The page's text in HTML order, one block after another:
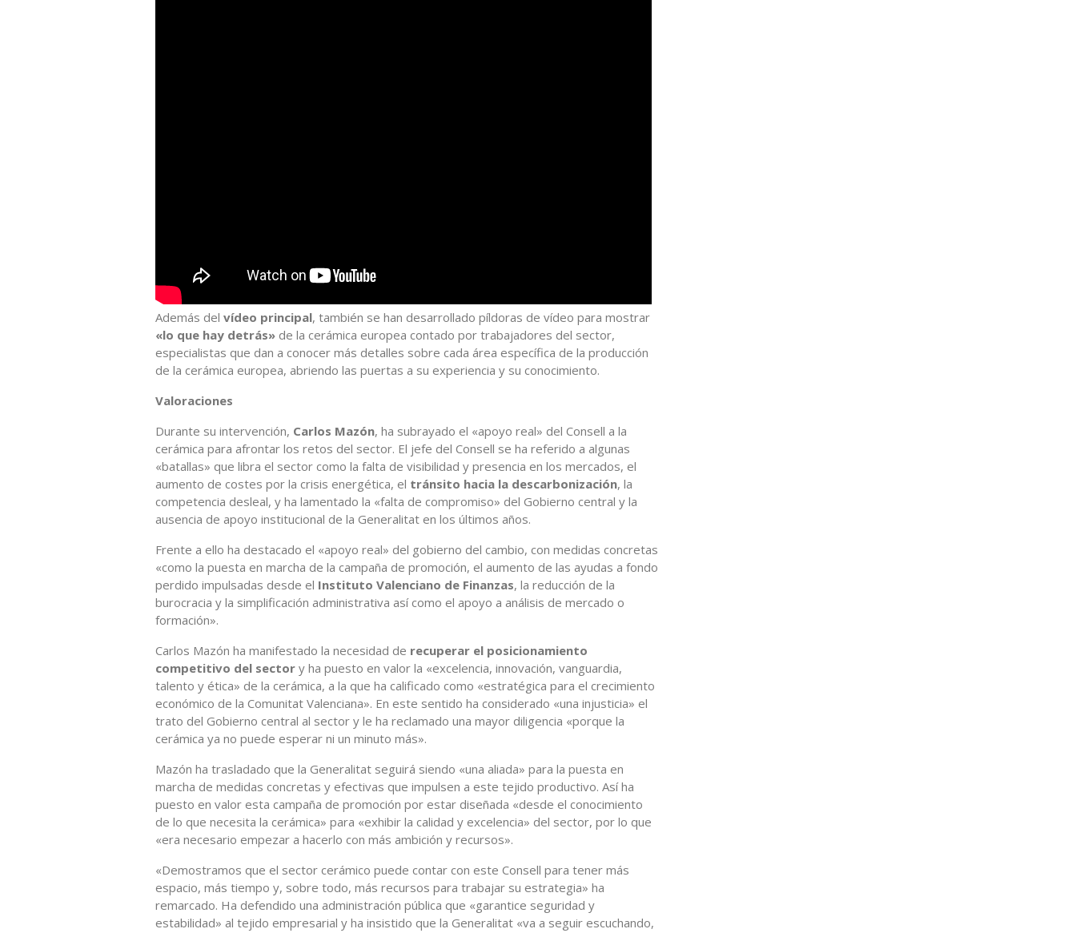
Además del vídeo principal, también se han desarrollado píldoras de vídeo para mostrar
«lo que hay detrás» de la cerámica europea contado por trabajadores del sector,
especialistas que dan a conocer más detalles sobre cada área específica de la producción
de la cerámica europea, abriendo las puertas a su experiencia y su conocimiento.
Valoraciones
Durante su intervención, Carlos Mazón, ha subrayado el «apoyo real» del Consell a la
cerámica para afrontar los retos del sector. El jefe del Consell se ha referido a algunas
«batallas» que libra el sector como la falta de visibilidad y presencia en los mercados, el
aumento de costes por la crisis energética, el tránsito hacia la descarbonización, la
competencia desleal, y ha lamentado la «falta de compromiso» del Gobierno central y la
ausencia de apoyo institucional de la Generalitat en los últimos años.
Frente a ello ha destacado el «apoyo real» del gobierno del cambio, con medidas concretas
«como la puesta en marcha de la campaña de promoción, el aumento de las ayudas a fondo
perdido impulsadas desde el Instituto Valenciano de Finanzas, la reducción de la
burocracia y la simplificación administrativa así como el apoyo a análisis de mercado o
formación».
Carlos Mazón ha manifestado la necesidad de recuperar el posicionamiento
competitivo del sector y ha puesto en valor la «excelencia, innovación, vanguardia,
talento y ética» de la cerámica, a la que ha calificado como «estratégica para el crecimiento
económico de la Comunitat Valenciana». En este sentido ha considerado «una injusticia» el
trato del Gobierno central al sector y le ha reclamado una mayor diligencia «porque la
cerámica ya no puede esperar ni un minuto más».
Mazón ha trasladado que la Generalitat seguirá siendo «una aliada» para la puesta en
marcha de medidas concretas y efectivas que impulsen a este tejido productivo. Así ha
puesto en valor esta campaña de promoción por estar diseñada «desde el conocimiento
de lo que necesita la cerámica» para «exhibir la calidad y excelencia» del sector, por lo que
«era necesario empezar a hacerlo con más ambición y recursos».
«Demostramos que el sector cerámico puede contar con este Consell para tener más
espacio, más tiempo y, sobre todo, más recursos para trabajar su estrategia» ha
remarcado. Ha defendido una administración pública que «garantice seguridad y
estabilidad» al tejido empresarial y ha insistido que la Generalitat «va a seguir escuchando,